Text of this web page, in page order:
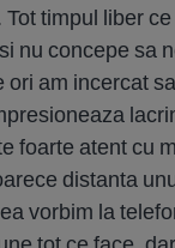
timpul liber
nu concepe sa
ori am incercat
foarte atent cu
distanta
vorbim la